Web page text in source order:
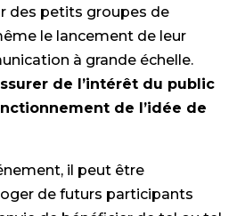
des petits groupes de
le lancement de leur
à grande échelle.
de l’intérêt du public
de l’idée de
il peut être
de futurs participants